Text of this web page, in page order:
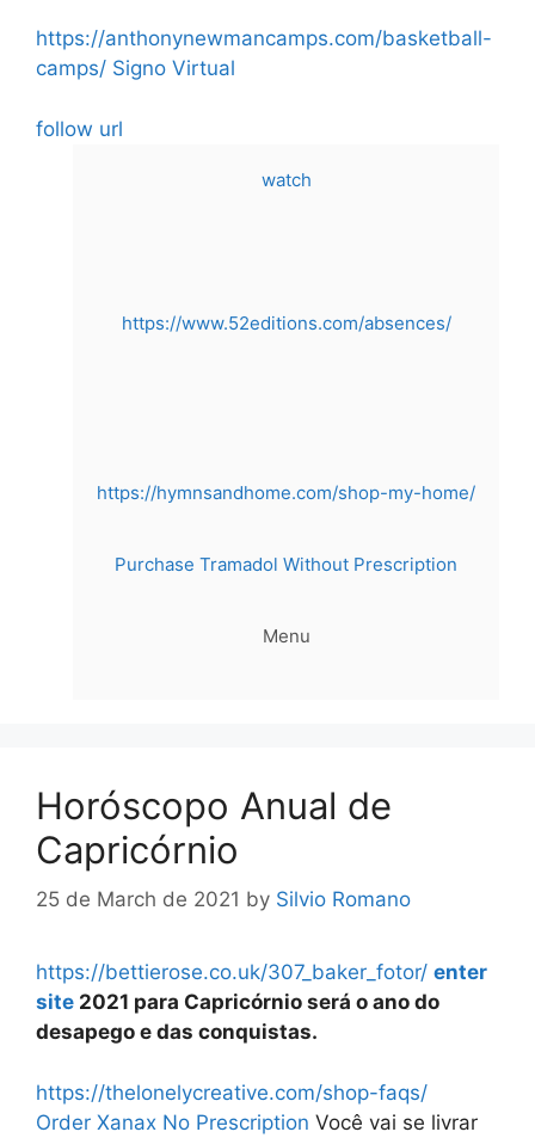
content
https://anthonynewmancamps.com/basketball-
camps/ Signo Virtual
follow url
watch
https://www.52editions.com/absences/
https://hymnsandhome.com/shop-my-home/
Purchase Tramadol Without Prescription
Menu
Horóscopo Anual de
Capricórnio
25 de March de 2021 by Silvio Romano
https://bettierose.co.uk/307_baker_fotor/ enter
site 2021 para Capricórnio será o ano do
desapego e das conquistas.
https://thelonelycreative.com/shop-faqs/
Order Xanax No Prescription Você vai se livrar